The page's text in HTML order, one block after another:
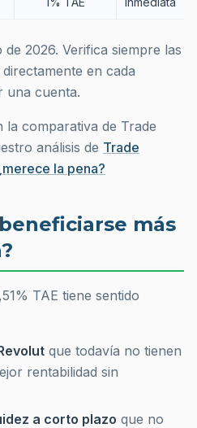
2026. Verifica siempre las
en cada
una cuenta.
comparativa de Trade
análisis de Trade
la pena?
más
TAE tiene sentido
que todavía no tienen
rentabilidad sin
a corto plazo que no